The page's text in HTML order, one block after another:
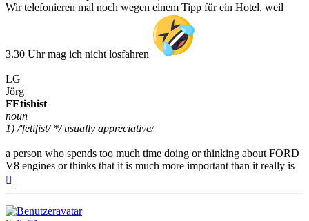
Wir telefonieren mal noch wegen einem Tipp für ein Hotel, weil
3.30 Uhr mag ich nicht losfahren
LG
Jörg
FEtishist
noun
1) /'fetifist/ */ usually appreciative/
a person who spends too much time doing or thinking about FORD
V8 engines or thinks that it is much more important than it really is